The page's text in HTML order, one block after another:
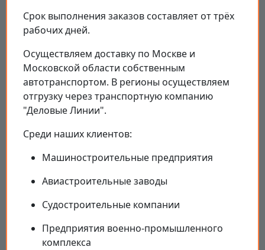
Срок выполнения заказов составляет от трёх
рабочих дней.
Осуществляем доставку по Москве и
Московской области собственным
автотранспортом. В регионы осуществляем
отгрузку через транспортную компанию
"Деловые Линии".
Среди наших клиентов:
Машиностроительные предприятия
Авиастроительные заводы
Судостроительные компании
Предприятия военно-промышленного
комплекса